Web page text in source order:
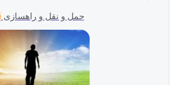
حمل و نقل و راهسازی (265)